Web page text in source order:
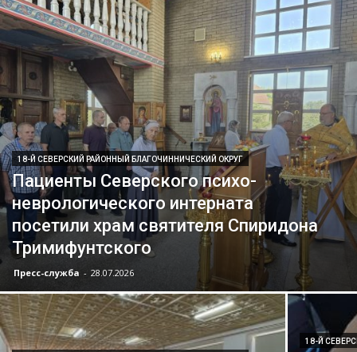
18-Й СЕВЕРСКИЙ РАЙОННЫЙ БЛАГОЧИННИЧЕСКИЙ ОКРУГ
Пациенты Северского психо-
неврологического интерната
посетили храм святителя Спиридона
Тримифунтского
Пресс-служба - 28.07.2026
18-Й